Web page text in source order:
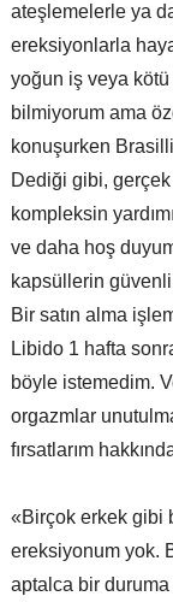
ateşlemelerle ya
ereksiyonlarla
yoğun iş veya kötü
bilmiyorum ama
konuşurken
Dediği gibi,
kompleksin
ve daha hoş
kapsüllerin
Bir satın alma
Libido 1 hafta
böyle istemedim.
orgazmlar
fırsatlarım
«Birçok erkek gibi
ereksiyonum yok.
aptalca bir